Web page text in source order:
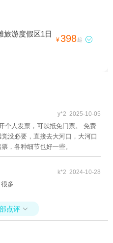
旅游度假区1日
¥398起 
y*2 2025-10-05
个人发票，可以抵免门票。 免费
没必要，直接去大河口，大河口
，各种细节也好一些。
k*2 2024-10-28
多
点评 